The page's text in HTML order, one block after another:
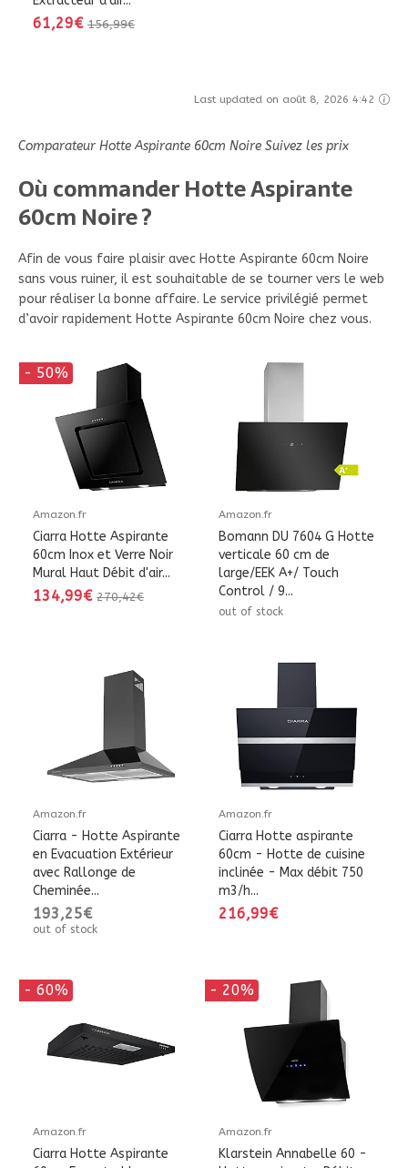
61,29€ 156,99€
Last updated on août 8, 2026 4:42
Comparateur Hotte Aspirante 60cm Noire Suivez les prix
Où commander Hotte Aspirante
60cm Noire ?
Afin de vous faire plaisir avec Hotte Aspirante 60cm Noire
sans vous ruiner, il est souhaitable de se tourner vers le web
pour réaliser la bonne affaire. Le service privilégié permet
d’avoir rapidement Hotte Aspirante 60cm Noire chez vous.
- 50%
Amazon.fr
Ciarra Hotte Aspirante
60cm Inox et Verre Noir
Mural Haut Débit d'air...
134,99€ 270,42€
Amazon.fr
Bomann DU 7604 G Hotte
verticale 60 cm de
large/EEK A+/ Touch
Control / 9...
out of stock
Amazon.fr
Ciarra - Hotte Aspirante
en Evacuation Extérieur
avec Rallonge de
Cheminée...
193,25€
out of stock
Amazon.fr
Ciarra Hotte aspirante
60cm - Hotte de cuisine
inclinée - Max débit 750
m3/h...
216,99€
- 60%
Amazon.fr
Ciarra Hotte Aspirante
- 20%
Amazon.fr
Klarstein Annabelle 60 -